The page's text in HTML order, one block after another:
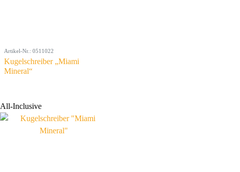
Artikel-Nr.: 0511022
Kugelschreiber „Miami
Mineral“
All-Inclusive